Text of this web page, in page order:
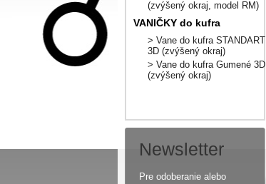
(zvýšený okraj, model RM)
VANIČKY do kufra
> Vane do kufra STANDART
3D (zvýšený okraj)
> Vane do kufra Gumené 3D
(zvýšený okraj)
Newsletter
Pre odoberanie alebo